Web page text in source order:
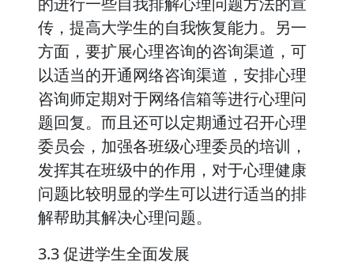
传，提高大学生的自我恢复能力。另一
方面，要扩展心理咨询的咨询渠道，可
以适当的开通网络咨询渠道，安排心理
咨询师定期对于网络信箱等进行心理问
题回复。而且还可以定期通过召开心理
委员会，加强各班级心理委员的培训，
发挥其在班级中的作用，对于心理健康
问题比较明显的学生可以进行适当的排
解帮助其解决心理问题。
3.3 促进学生全面发展